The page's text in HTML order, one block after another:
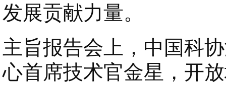
发展贡献力量。
主旨报告会上，中国科
心首席技术官金星，开